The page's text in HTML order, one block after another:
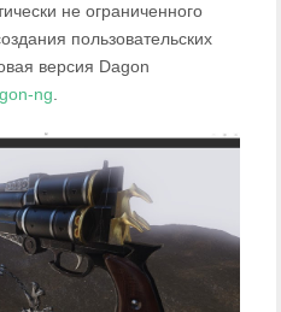
не ограниченного
пользовательских
версия Dagon
ng